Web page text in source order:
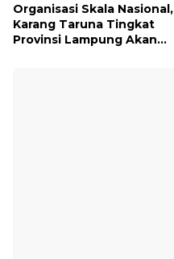
Organisasi Skala Nasional,
Karang Taruna Tingkat
Provinsi Lampung Akan